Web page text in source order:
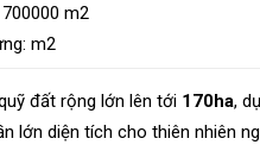
m2
m2
đất rộng lớn lên tới 170ha,
lớn diện tích cho thiên nhiên